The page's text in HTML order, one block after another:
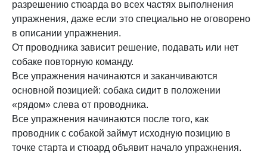
разрешению стюарда во всех частях выполнения
упражнения, даже если это специально не оговорено
в описании упражнения.
От проводника зависит решение, подавать или нет
собаке повторную команду.
Все упражнения начинаются и заканчиваются
основной позицией: собака сидит в положении
«рядом» слева от проводника.
Все упражнения начинаются после того, как
проводник с собакой займут исходную позицию в
точке старта и стюард объявит начало упражнения.